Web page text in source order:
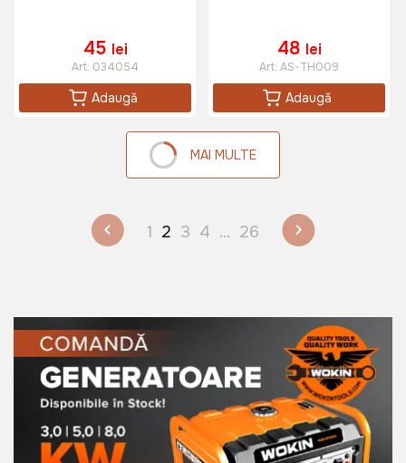
45 lei
Art: 034054
Adaugă
48 lei
Art: AS-TH009
Adaugă
MAI MULTE
1 2 3 4 ... 26